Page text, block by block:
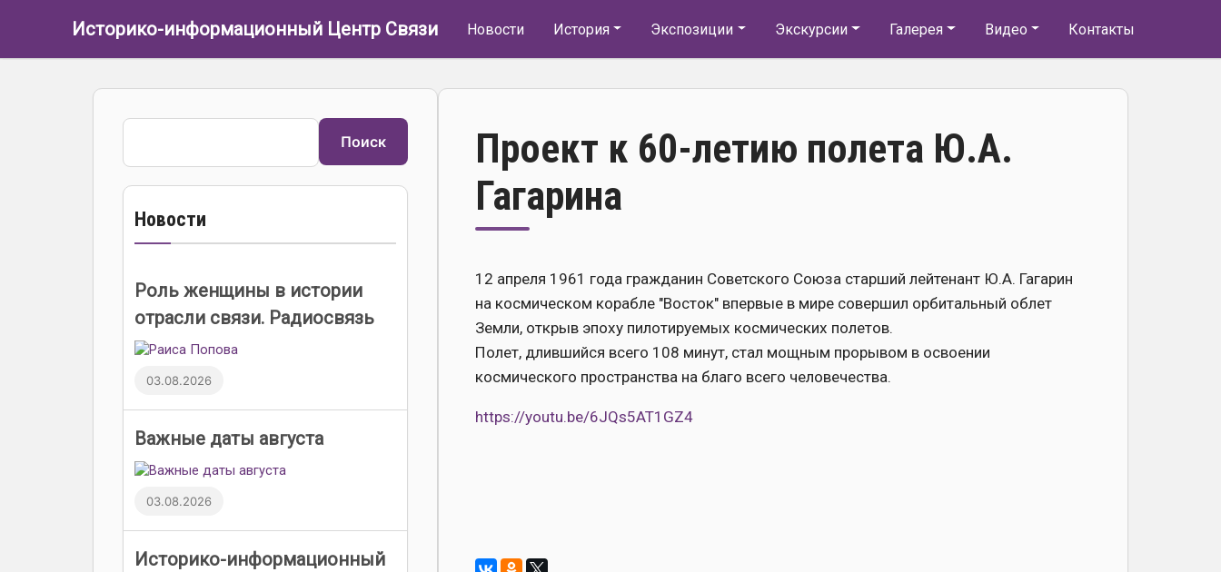
Историко-информационный Центр Связи Основная навигация
Новости История Экспозиции Экскурсии Галерея Видео Контакты
Проект к 60-летию полета Ю.А.
Гагарина
12 апреля 1961 года гражданин Советского Союза старший лейтенант Ю.А. Гагарин
на космическом корабле "Восток" впервые в мире совершил орбитальный облет
Земли, открыв эпоху пилотируемых космических полетов.
Полет, длившийся всего 108 минут, стал мощным прорывом в освоении
космического пространства на благо всего человечества.
https://youtu.be/6JQs5AT1GZ4
Поиск
Поиск
Новости
Роль женщины в истории
отрасли связи. Радиосвязь
03.08.2026
Важные даты августа
03.08.2026
Историко-информационный